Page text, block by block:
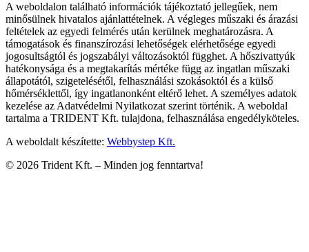
A weboldalon található információk tájékoztató jellegűek, nem
minősülnek hivatalos ajánlattételnek. A végleges műszaki és árazási
feltételek az egyedi felmérés után kerülnek meghatározásra. A
támogatások és finanszírozási lehetőségek elérhetősége egyedi
jogosultságtól és jogszabályi változásoktól függhet. A hőszivattyúk
hatékonysága és a megtakarítás mértéke függ az ingatlan műszaki
állapotától, szigetelésétől, felhasználási szokásoktól és a külső
hőmérséklettől, így ingatlanonként eltérő lehet. A személyes adatok
kezelése az Adatvédelmi Nyilatkozat szerint történik. A weboldal
tartalma a TRIDENT Kft. tulajdona, felhasználása engedélyköteles.
A weboldalt készítette: Webbystep Kft.
© 2026 Trident Kft. – Minden jog fenntartva!